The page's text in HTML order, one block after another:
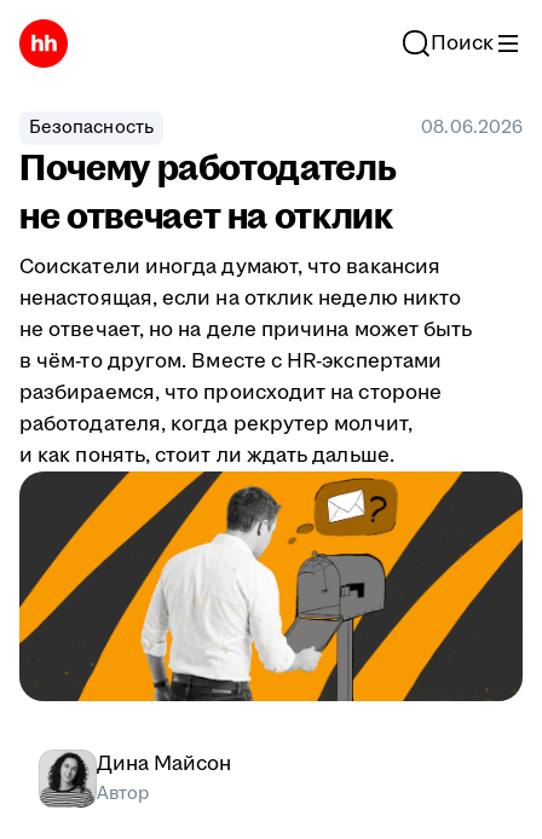
Поиск
Безопасность 08.06.2026
Почему работодатель
не отвечает на отклик
Соискатели иногда думают, что вакансия
ненастоящая, если на отклик неделю никто
не отвечает, но на деле причина может быть
в чём-то другом. Вместе с HR-экспертами
разбираемся, что происходит на стороне
работодателя, когда рекрутер молчит,
и как понять, стоит ли ждать дальше.
Дина Майсон
Автор